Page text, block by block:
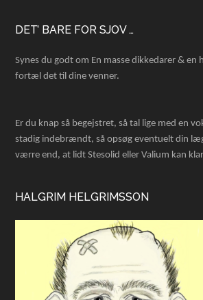
Footer
DET’ BARE FOR SJOV …
Synes du godt om En masse dikkedarer & en
fortæl det til dine venner.
Er du knap så begejstret, så tal lige med en
stadig indebrændt, så opsøg eventuelt din
værre end, at lidt Stesolid eller Valium kan
HALGRIM HELGRIMSSON